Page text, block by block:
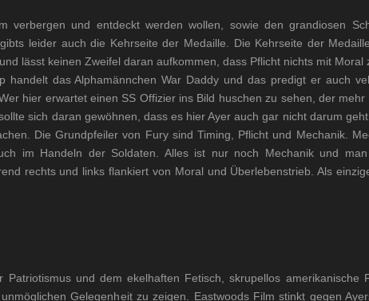
und entdeckt werden wollen, sowie den grandiosen
leider auch die Kehrseite der Medaille. Die Kehrseite der
lässt keinen Zweifel daran aufkommen, dass Pflicht nichts mit Moral
das Alphamännchen War Daddy und das predigt er auch
hier erwartet einen SS Offizier ins Bild huschen zu sehen, der mehr
sich daran gewöhnen, dass es hier Ayer auch gar nicht darum
Die Grundpfeiler von Fury sind Timing, Pflicht und Mechanik.
im Handeln der Soldaten. Alles ist nur noch Mechanik und man
rechts und links flankiert von Moral und Überlebenstrieb. Als
und dem ekelhaften Fetisch, skrupellos amerikanische
Gelegenheit zu zeigen. Eastwoods Film stinkt gegen